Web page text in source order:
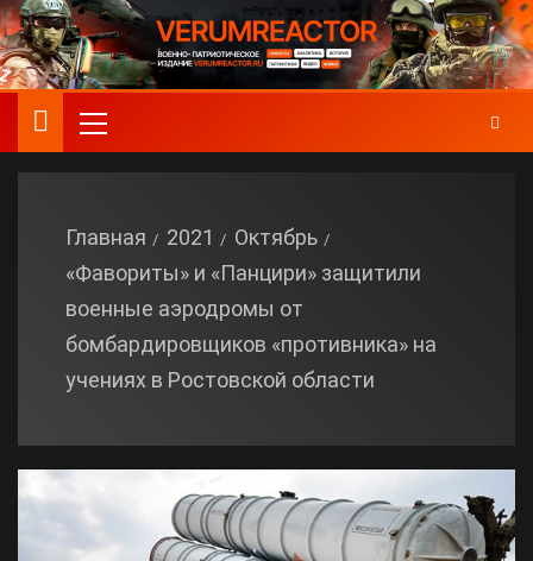
Главная 2021
Октябрь
«Фавориты» и «Панцири» защитили
военные аэродромы от
бомбардировщиков «противника» на
учениях в Ростовской области